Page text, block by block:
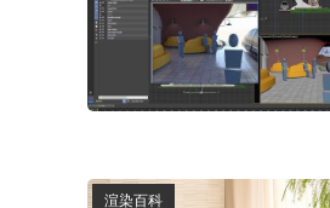
渲染百科